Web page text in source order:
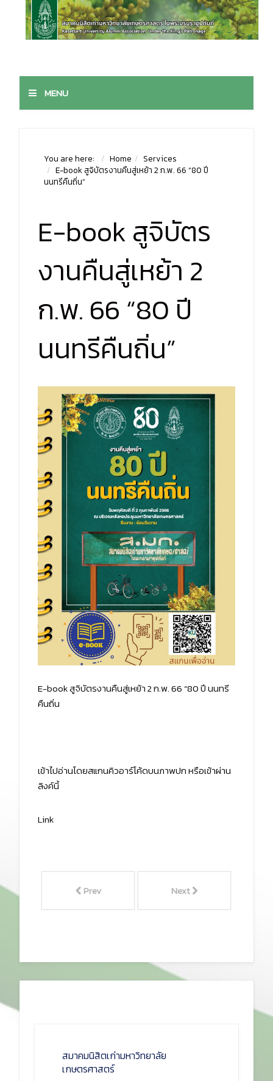
MENU
You are here: Home
Services
E-book สูจิบัตรงานคืนสู่เหย้า 2 ก.พ. 66 “80 ปี
นนทรีคืนถิ่น”
E-book สูจิบัตร
งานคืนสู่เหย้า 2
ก.พ. 66 “80 ปี
นนทรีคืนถิ่น”
E-book สูจิบัตรงานคืนสู่เหย้า 2 ก.พ. 66 “80 ปี นนทรี
คืนถิ่น
เข้าไปอ่านโดยสแกนคิวอาร์โค้ดบนภาพปก หรือเข้าผ่าน
ลิงค์นี้
Link
Prev Next
สมาคมนิสิตเก่ามหาวิทยาลัย
เกษตรศาสตร์